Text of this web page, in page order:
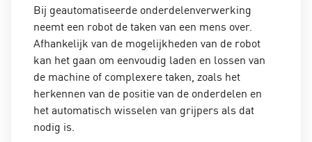
Bij geautomatiseerde onderdelenverwerking
neemt een robot de taken van een mens over.
Afhankelijk van de mogelijkheden van de robot
kan het gaan om eenvoudig laden en lossen van
de machine of complexere taken, zoals het
herkennen van de positie van de onderdelen en
het automatisch wisselen van grijpers als dat
nodig is.